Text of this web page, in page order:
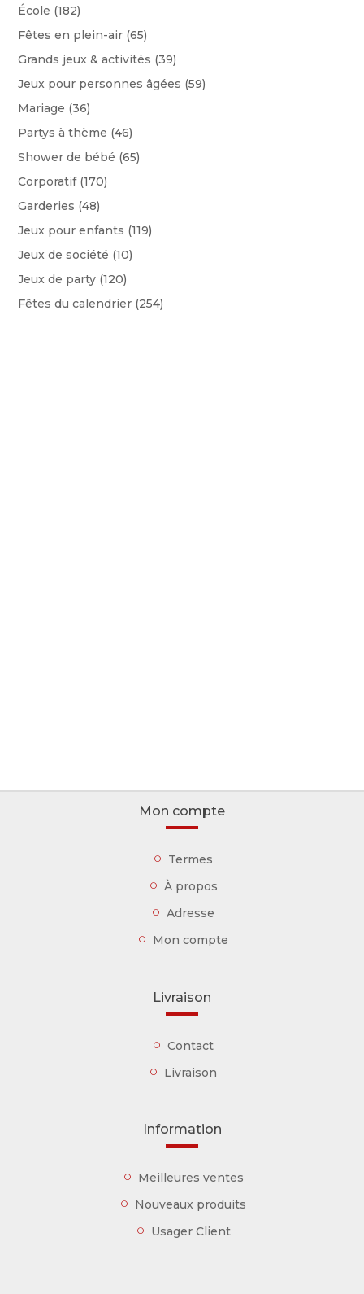
École (182)
Fêtes en plein-air (65)
Grands jeux & activités (39)
Jeux pour personnes âgées (59)
Mariage (36)
Partys à thème (46)
Shower de bébé (65)
Corporatif (170)
Garderies (48)
Jeux pour enfants (119)
Jeux de société (10)
Jeux de party (120)
Fêtes du calendrier (254)
Mon compte
Termes
À propos
Adresse
Mon compte
Livraison
Contact
Livraison
Information
Meilleures ventes
Nouveaux produits
Usager Client